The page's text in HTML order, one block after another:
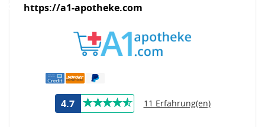
https://a1-apotheke.com
4.7 11 Erfahrung(en)